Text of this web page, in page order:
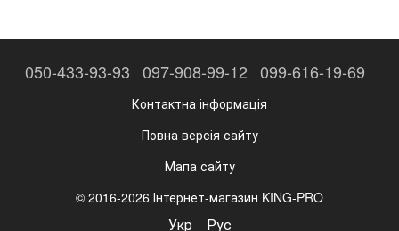
050-433-93-93 097-908-99-12 099-616-19-69
Контактна інформація
Повна версія сайту
Мапа сайту
© 2016-2026 Інтернет-магазин KING-PRO
Укр Рус